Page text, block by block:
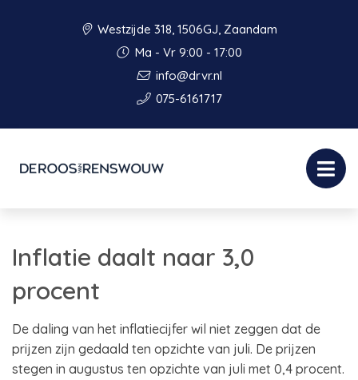
Westzijde 318, 1506GJ, Zaandam
Ma - Vr 9:00 - 17:00
info@drvr.nl
075-6161717
Inflatie daalt naar 3,0
procent
De daling van het inflatiecijfer wil niet zeggen dat de
prijzen zijn gedaald ten opzichte van juli. De prijzen
stegen in augustus ten opzichte van juli met 0,4 procent.